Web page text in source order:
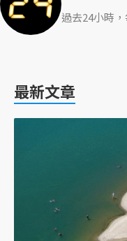
過去24小時
最新文章